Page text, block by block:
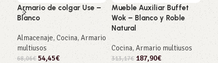
Armario de colgar Use –
Blanco
Almacenaje, Cocina, Armario
multiusos
68,06€54,45€
Mueble Auxiliar Buffet
Wok – Blanco y Roble
Natural
Cocina, Armario multiusos
313,17€ 187,90€